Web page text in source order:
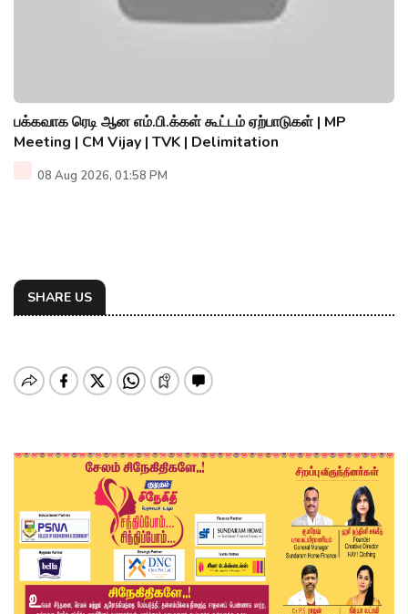
பக்கவாக ரெடி ஆன எம்.பி.க்கள் கூட்டம் ஏற்பாடுகள் | MP
Meeting | CM Vijay | TVK | Delimitation
08 Aug 2026, 01:58 PM
SHARE US